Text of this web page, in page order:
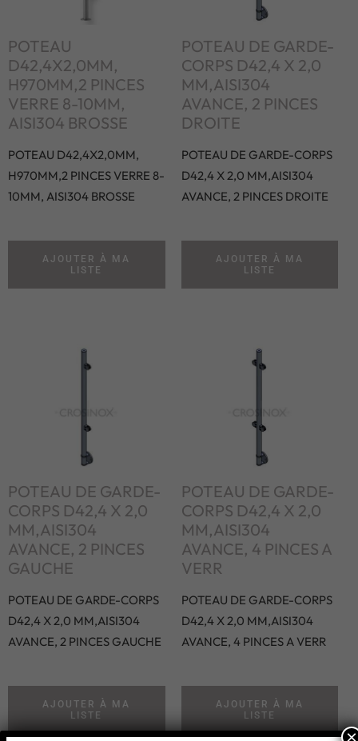
POTEAU
D42,4X2,0MM,
H970MM,2 PINCES
VERRE 8-10MM,
AISI304 BROSSE
POTEAU D42,4X2,0MM,
H970MM,2 PINCES VERRE 8-
10MM, AISI304 BROSSE
AJOUTER À MA
LISTE
POTEAU DE GARDE-
CORPS D42,4 X 2,0
MM,AISI304
AVANCE, 2 PINCES
DROITE
POTEAU DE GARDE-CORPS
D42,4 X 2,0 MM,AISI304
AVANCE, 2 PINCES DROITE
AJOUTER À MA
LISTE
POTEAU DE GARDE-
CORPS D42,4 X 2,0
MM,AISI304
AVANCE, 2 PINCES
GAUCHE
POTEAU DE GARDE-CORPS
D42,4 X 2,0 MM,AISI304
AVANCE, 2 PINCES GAUCHE
AJOUTER À MA
LISTE
POTEAU DE GARDE-
CORPS D42,4 X 2,0
MM,AISI304
AVANCE, 4 PINCES A
VERR
POTEAU DE GARDE-CORPS
D42,4 X 2,0 MM,AISI304
AVANCE, 4 PINCES A VERR
AJOUTER À MA
LISTE